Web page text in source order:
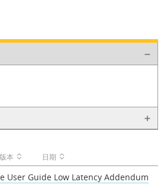
版本 日期
User Guide Low Latency Addendum